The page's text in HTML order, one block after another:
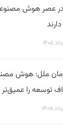
عصر هوش مصنوعی
دارند
ملل: هوش
توسعه را